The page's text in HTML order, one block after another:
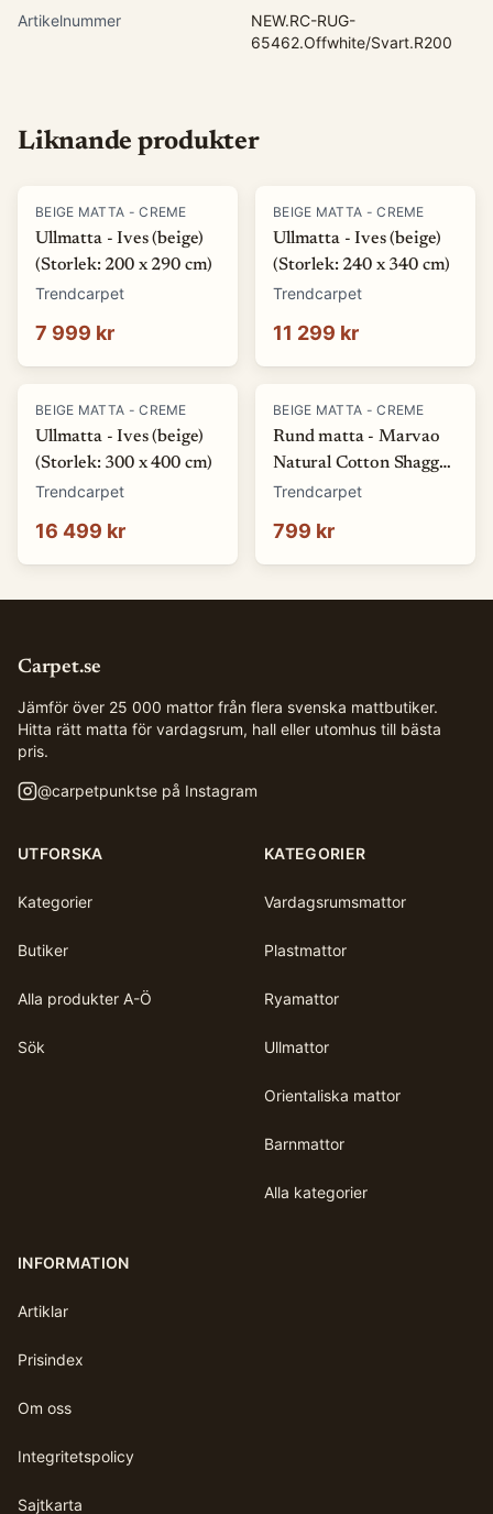
Artikelnummer
NEW.RC-RUG-
65462.Offwhite/Svart.R200
Liknande produkter
BEIGE MATTA - CREME
Ullmatta - Ives (beige)
(Storlek: 200 x 290 cm)
Trendcarpet
7 999 kr
BEIGE MATTA - CREME
Ullmatta - Ives (beige)
(Storlek: 240 x 340 cm)
Trendcarpet
11 299 kr
BEIGE MATTA - CREME
Ullmatta - Ives (beige)
(Storlek: 300 x 400 cm)
Trendcarpet
16 499 kr
BEIGE MATTA - CREME
Rund matta - Marvao
Natural Cotton Shaggy
(offwhite/svart)
Trendcarpet
799 kr
Carpet.se
Jämför över 25 000 mattor från flera svenska mattbutiker.
Hitta rätt matta för vardagsrum, hall eller utomhus till bästa
pris.
@carpetpunktse på Instagram
UTFORSKA
Kategorier
Butiker
Alla produkter A-Ö
Sök
KATEGORIER
Vardagsrumsmattor
Plastmattor
Ryamattor
Ullmattor
Orientaliska mattor
Barnmattor
Alla kategorier
INFORMATION
Artiklar
Prisindex
Om oss
Integritetspolicy
Sajtkarta